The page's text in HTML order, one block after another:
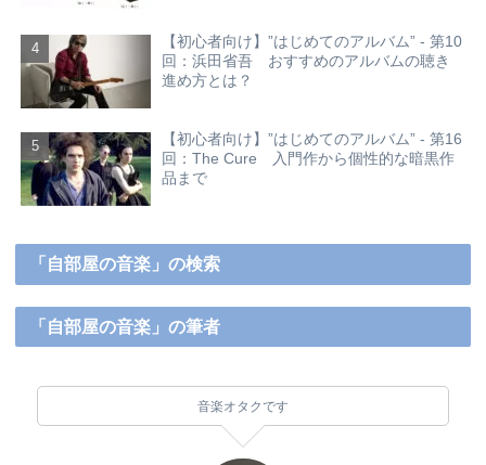
【初心者向け】”はじめてのアルバム” - 第10
回：浜田省吾 おすすめのアルバムの聴き
進め方とは？
【初心者向け】”はじめてのアルバム” - 第16
回：The Cure 入門作から個性的な暗黒作
品まで
「自部屋の音楽」の検索
「自部屋の音楽」の筆者
音楽オタクです